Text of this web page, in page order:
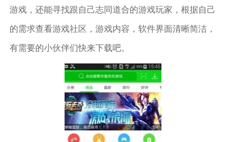
游戏，还能寻找跟自己志同道合的游戏玩家，根据自己
的需求查看游戏社区，游戏内容，软件界面清晰简洁，
有需要的小伙伴们快来下载吧。